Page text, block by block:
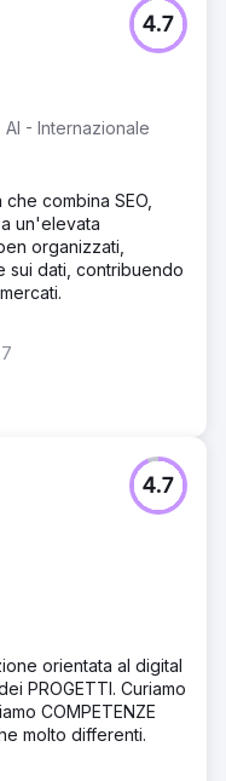
AI - Internazionale
4.7
combina SEO,
a un'elevata
organizzati,
sui dati, contribuendo
4.7
orientata al digital
PROGETTI. Curiamo
COMPETENZE
molto differenti.